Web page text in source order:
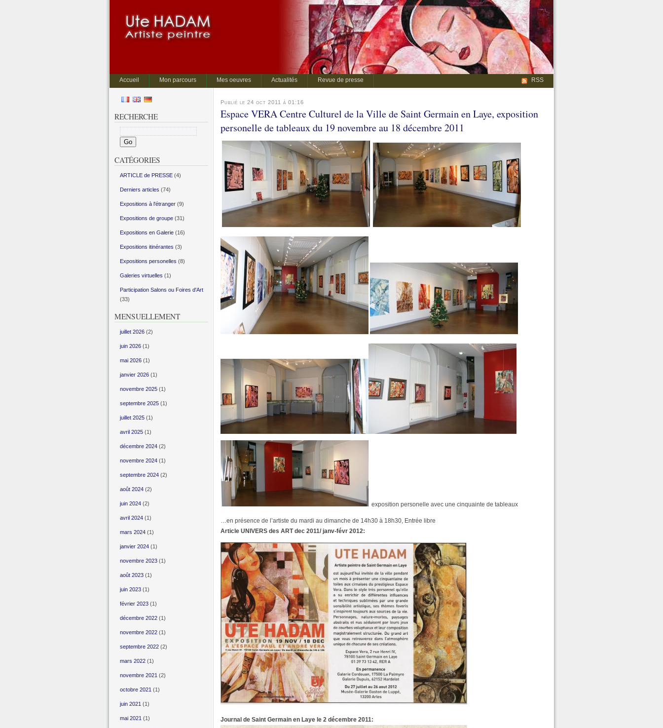
Accueil Mon parcours Mes oeuvres Actualités Revue de presse RSS
Publié le 24 oct 2011 à 01:16
Espace VERA Centre Culturel de la Ville de Saint Germain en Laye, exposition
personelle de tableaux du 19 novembre au 18 décembre 2011
exposition personelle avec une cinquainte de tableaux
…en présence de l’artiste du mardi au dimanche de 14h30 à 18h30, Entrée libre
Article UNIVERS des ART dec 2011/ janv-févr 2012:
Journal de Saint Germain en Laye le 2 décembre 2011:
RECHERCHE
CATÉGORIES
ARTICLE de PRESSE(4)
Derniers articles (74)
Expositions à l'étranger(9)
Expositions de groupe(31)
Expositions en Galerie(16)
Expositions itinérantes (3)
Expositions personelles (8)
Galeries virtuelles (1)
Participation Salons ou Foires d'Art
(33)
MENSUELLEMENT
juillet 2026(2)
juin 2026(1)
mai 2026(1)
janvier 2026(1)
novembre 2025(1)
septembre 2025(1)
juillet 2025(1)
avril 2025(1)
décembre 2024(2)
novembre 2024(1)
septembre 2024(2)
août 2024(2)
juin 2024(2)
avril 2024(1)
mars 2024(1)
janvier 2024(1)
novembre 2023(1)
août 2023(1)
juin 2023(1)
février 2023(1)
décembre 2022(1)
novembre 2022(1)
septembre 2022(2)
mars 2022(1)
novembre 2021 (2)
octobre 2021 (1)
juin 2021 (1)
mai 2021 (1)